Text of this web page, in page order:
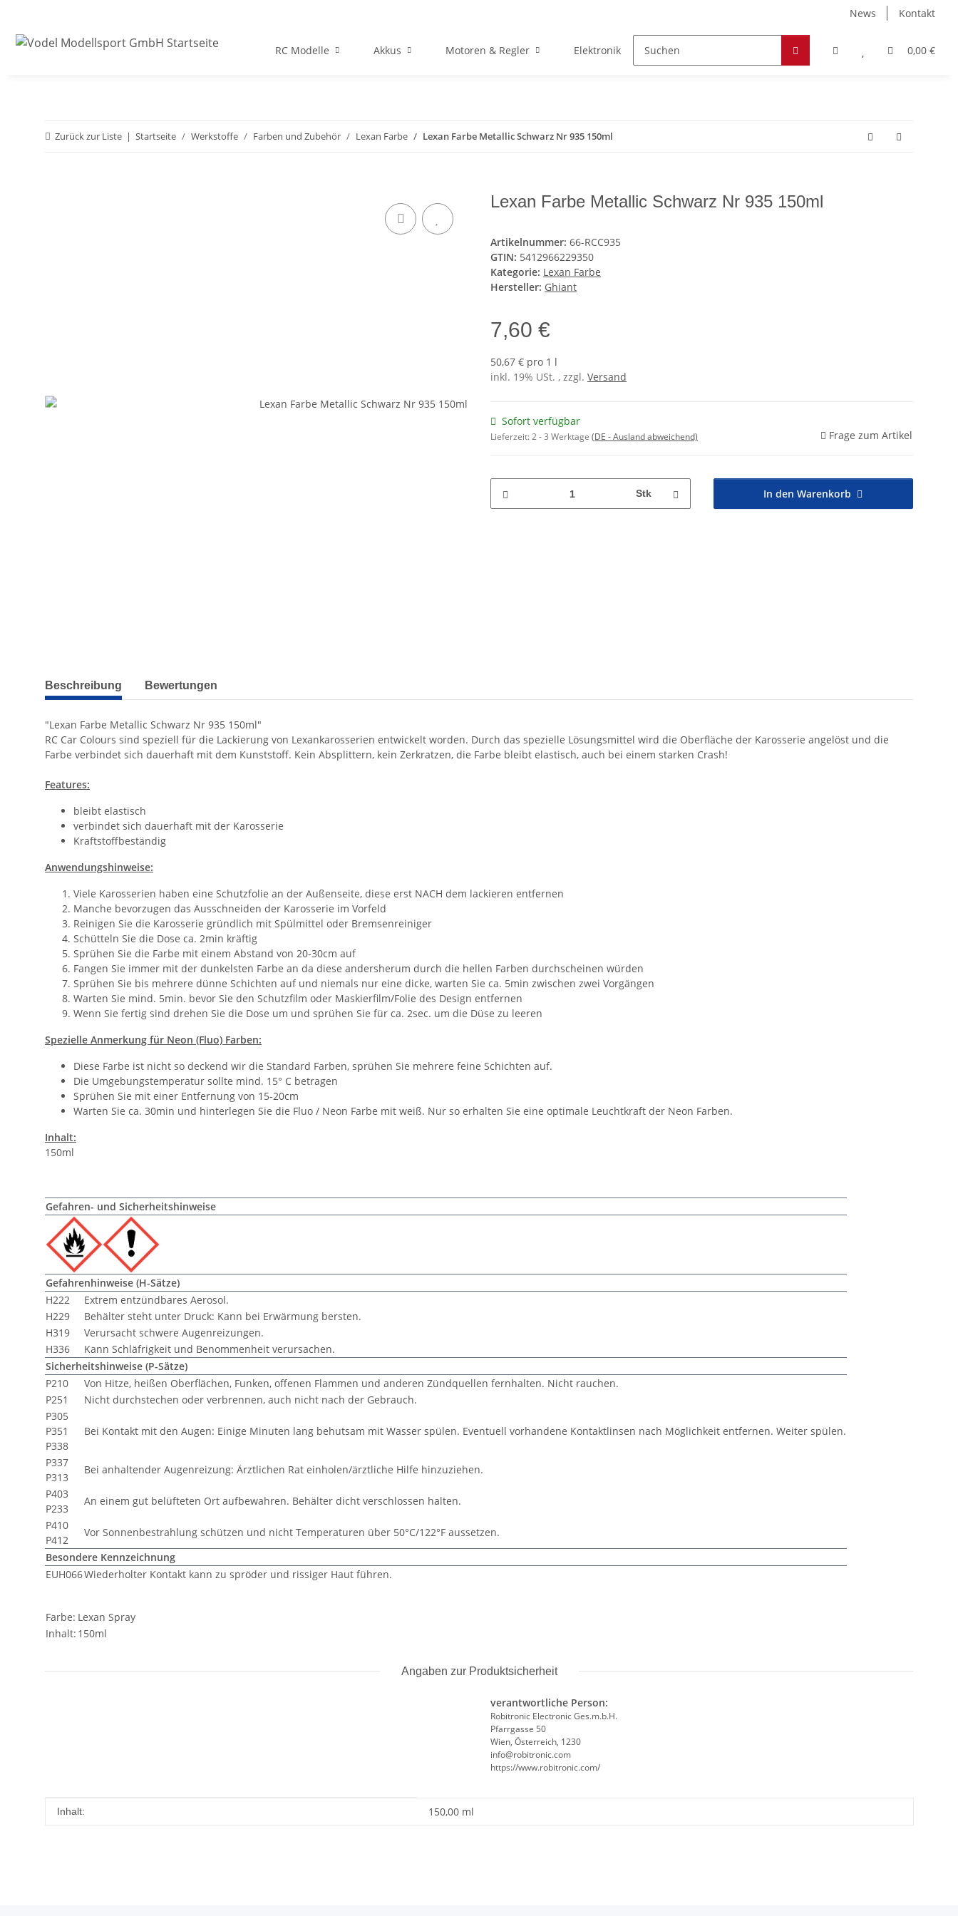
News Kontakt
0,00 €
RC Modelle Akkus Motoren & Regler Elektronik Zubehör Hobby & Freizeit Werkstoffe
Zurück zur Liste Startseite Werkstoffe Farben und Zubehör Lexan Farbe Lexan Farbe Metallic Schwarz Nr 935 150ml
Lexan Farbe Metallic Schwarz Nr 935 150ml
Artikelnummer: 66-RCC935
GTIN: 5412966229350
Kategorie: Lexan Farbe
Hersteller: Ghiant
7,60 €
50,67 € pro 1 l
inkl. 19% USt. , zzgl. Versand
Sofort verfügbar
Lieferzeit:2 - 3 Werktage (DE - Ausland abweichend) Frage zum Artikel
Stk In den Warenkorb
weitere Registerkarten anzeigen
Beschreibung Bewertungen
"Lexan Farbe Metallic Schwarz Nr 935 150ml"
RC Car Colours sind speziell für die Lackierung von Lexankarosserien entwickelt worden. Durch das spezielle Lösungsmittel wird die Oberfläche der Karosserie angelöst und die
Farbe verbindet sich dauerhaft mit dem Kunststoff. Kein Absplittern, kein Zerkratzen, die Farbe bleibt elastisch, auch bei einem starken Crash!
Features:
bleibt elastisch
verbindet sich dauerhaft mit der Karosserie
Kraftstoffbeständig
Anwendungshinweise:
Viele Karosserien haben eine Schutzfolie an der Außenseite, diese erst NACH dem lackieren entfernen
Manche bevorzugen das Ausschneiden der Karosserie im Vorfeld
Reinigen Sie die Karosserie gründlich mit Spülmittel oder Bremsenreiniger
Schütteln Sie die Dose ca. 2min kräftig
Sprühen Sie die Farbe mit einem Abstand von 20-30cm auf
Fangen Sie immer mit der dunkelsten Farbe an da diese andersherum durch die hellen Farben durchscheinen würden
Sprühen Sie bis mehrere dünne Schichten auf und niemals nur eine dicke, warten Sie ca. 5min zwischen zwei Vorgängen
Warten Sie mind. 5min. bevor Sie den Schutzfilm oder Maskierfilm/Folie des Design entfernen
Wenn Sie fertig sind drehen Sie die Dose um und sprühen Sie für ca. 2sec. um die Düse zu leeren
Spezielle Anmerkung für Neon (Fluo) Farben:
Diese Farbe ist nicht so deckend wir die Standard Farben, sprühen Sie mehrere feine Schichten auf.
Die Umgebungstemperatur sollte mind. 15° C betragen
Sprühen Sie mit einer Entfernung von 15-20cm
Warten Sie ca. 30min und hinterlegen Sie die Fluo / Neon Farbe mit weiß. Nur so erhalten Sie eine optimale Leuchtkraft der Neon Farben.
Inhalt:
150ml
Gefahren- und Sicherheitshinweise
Gefahrenhinweise (H-Sätze)
H222
Extrem entzündbares Aerosol.
H229
Behälter steht unter Druck: Kann bei Erwärmung bersten.
H319
Verursacht schwere Augenreizungen.
H336
Kann Schläfrigkeit und Benommenheit verursachen.
Sicherheitshinweise (P-Sätze)
P210
Von Hitze, heißen Oberflächen, Funken, offenen Flammen und anderen Zündquellen fernhalten. Nicht rauchen.
P251
Nicht durchstechen oder verbrennen, auch nicht nach der Gebrauch.
P305
P351
P338
Bei Kontakt mit den Augen: Einige Minuten lang behutsam mit Wasser spülen. Eventuell vorhandene Kontaktlinsen nach Möglichkeit entfernen. Weiter spülen.
P337
P313
Bei anhaltender Augenreizung: Ärztlichen Rat einholen/ärztliche Hilfe hinzuziehen.
P403
P233
An einem gut belüfteten Ort aufbewahren. Behälter dicht verschlossen halten.
P410
P412
Vor Sonnenbestrahlung schützen und nicht Temperaturen über 50°C/122°F aussetzen.
Besondere Kennzeichnung
EUH066Wiederholter Kontakt kann zu spröder und rissiger Haut führen.
Farbe: Lexan Spray
Inhalt: 150ml
Angaben zur Produktsicherheit
verantwortliche Person:
Robitronic Electronic Ges.m.b.H.
Pfarrgasse 50
Wien, Österreich, 1230
info@robitronic.com
https://www.robitronic.com/
Produkteigenschaft
Wert
Inhalt: 150,00 ml